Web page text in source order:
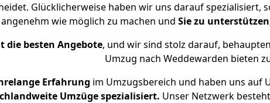
Glücklicherweise haben wir uns darauf spezialisiert,
angenehm wie möglich zu machen und Sie zu unterstützen
die besten Angebote, und wir sind stolz darauf,
Umzug nach Weddewarden bieten
Erfahrung im Umzugsbereich und haben uns auf
Umzüge spezialisiert. Unser Netzwerk